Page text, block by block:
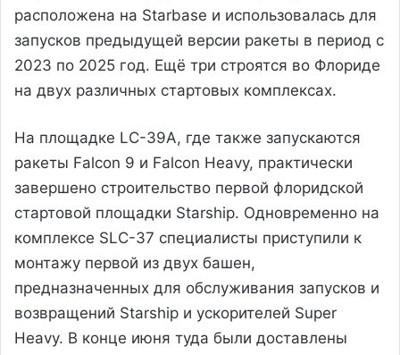
расположена на Starbase и использовалась для
запусков предыдущей версии ракеты в период с
2023 по 2025 год. Ещё три строятся во Флориде
на двух различных стартовых комплексах.
На площадке LC-39A, где также запускаются
ракеты Falcon 9 и Falcon Heavy, практически
завершено строительство первой флоридской
стартовой площадки Starship. Одновременно на
комплексе SLC-37 специалисты приступили к
монтажу первой из двух башен,
предназначенных для обслуживания запусков и
возвращений Starship и ускорителей Super
Heavy. В конце июня туда были доставлены